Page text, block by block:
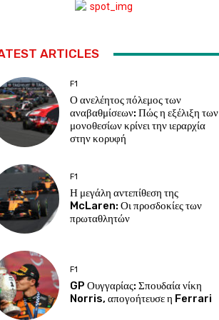
ARTICLES
F1
Ο ανελέητος πόλεμος των
αναβαθμίσεων: Πώς η εξέλιξη των
μονοθεσίων κρίνει την ιεραρχία
στην κορυφή
F1
Η μεγάλη αντεπίθεση της
McLaren: Οι προσδοκίες των
πρωταθλητών
F1
GP Ουγγαρίας: Σπουδαία νίκη
Norris, απογοήτευσε η Ferrari